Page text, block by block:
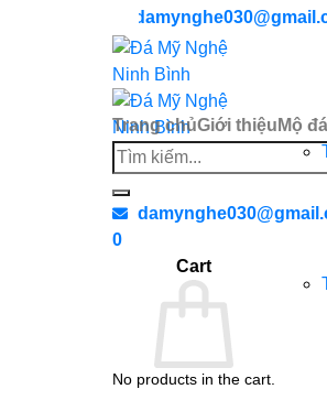
Search
for:
0
Cart
No products in the cart.
Trang chủGiới thiệu Mộ đá